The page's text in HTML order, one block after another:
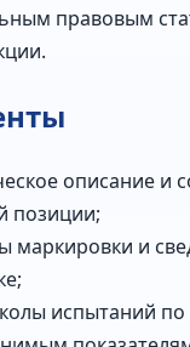
правовым
описание и
позиции;
маркировки и
испытаний по